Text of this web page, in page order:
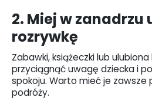
2. Miej w zanadrzu
rozrywkę
Zabawki, książeczki lub
przyciągnąć uwagę dziecka i
spokoju. Warto mieć je zawsze
podróży.